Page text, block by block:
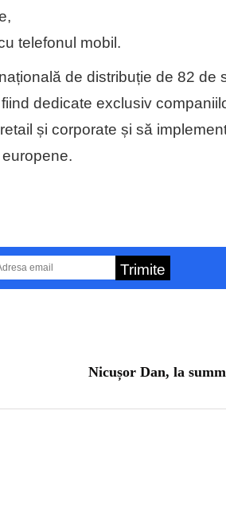
telefonul mobil.
de distribuție de 82 de
dedicate exclusiv
și corporate și să
Trimite
Nicușor Dan, la